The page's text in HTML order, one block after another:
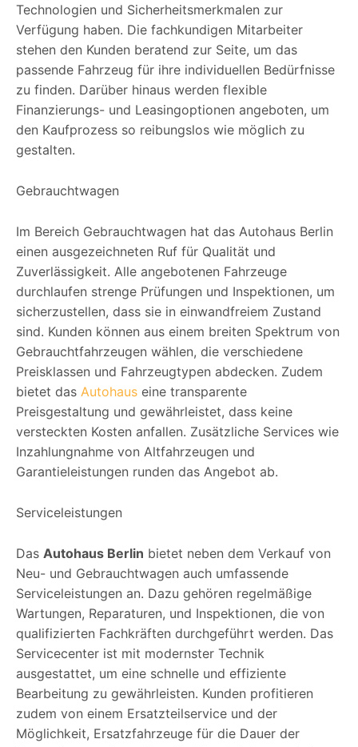
Technologien und Sicherheitsmerkmalen zur
Verfügung haben. Die fachkundigen Mitarbeiter
stehen den Kunden beratend zur Seite, um das
passende Fahrzeug für ihre individuellen Bedürfnisse
zu finden. Darüber hinaus werden flexible
Finanzierungs- und Leasingoptionen angeboten, um
den Kaufprozess so reibungslos wie möglich zu
gestalten.
Gebrauchtwagen
Im Bereich Gebrauchtwagen hat das Autohaus Berlin
einen ausgezeichneten Ruf für Qualität und
Zuverlässigkeit. Alle angebotenen Fahrzeuge
durchlaufen strenge Prüfungen und Inspektionen, um
sicherzustellen, dass sie in einwandfreiem Zustand
sind. Kunden können aus einem breiten Spektrum von
Gebrauchtfahrzeugen wählen, die verschiedene
Preisklassen und Fahrzeugtypen abdecken. Zudem
bietet das Autohaus eine transparente
Preisgestaltung und gewährleistet, dass keine
versteckten Kosten anfallen. Zusätzliche Services wie
Inzahlungnahme von Altfahrzeugen und
Garantieleistungen runden das Angebot ab.
Serviceleistungen
Das Autohaus Berlin bietet neben dem Verkauf von
Neu- und Gebrauchtwagen auch umfassende
Serviceleistungen an. Dazu gehören regelmäßige
Wartungen, Reparaturen, und Inspektionen, die von
qualifizierten Fachkräften durchgeführt werden. Das
Servicecenter ist mit modernster Technik
ausgestattet, um eine schnelle und effiziente
Bearbeitung zu gewährleisten. Kunden profitieren
zudem von einem Ersatzteilservice und der
Möglichkeit, Ersatzfahrzeuge für die Dauer der